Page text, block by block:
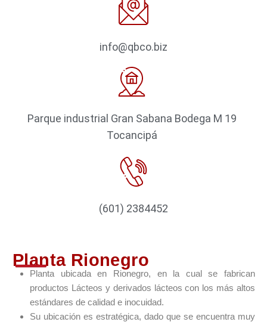
info@qbco.biz
Parque industrial Gran Sabana Bodega M 19
Tocancipá
(601) 2384452
Planta Rionegro
Planta ubicada en Rionegro, en la cual se fabrican
productos Lácteos y derivados lácteos con los más altos
estándares de calidad e inocuidad.
Su ubicación es estratégica, dado que se encuentra muy